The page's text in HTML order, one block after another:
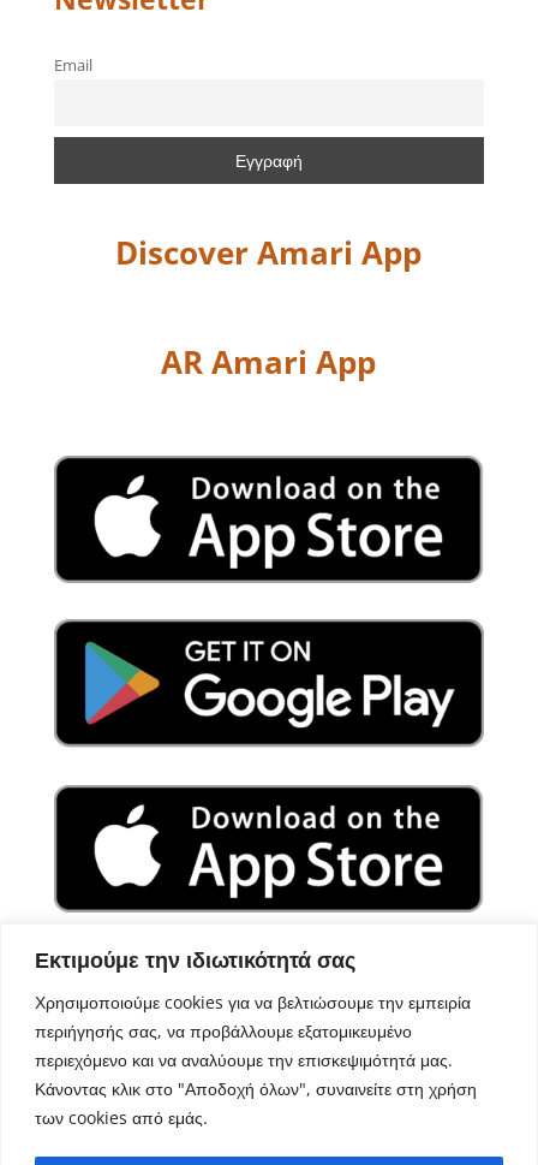
Εκτιμούμε την ιδιωτικότητά σας
Χρησιμοποιούμε cookies για να βελτιώσουμε την εμπειρία
περιήγησής σας, να προβάλλουμε εξατομικευμένο
περιεχόμενο και να αναλύουμε την επισκεψιμότητά μας.
Κάνοντας κλικ στο "Αποδοχή όλων", συναινείτε στη χρήση
των cookies από εμάς.
Email
Discover Amari App
AR Amari App